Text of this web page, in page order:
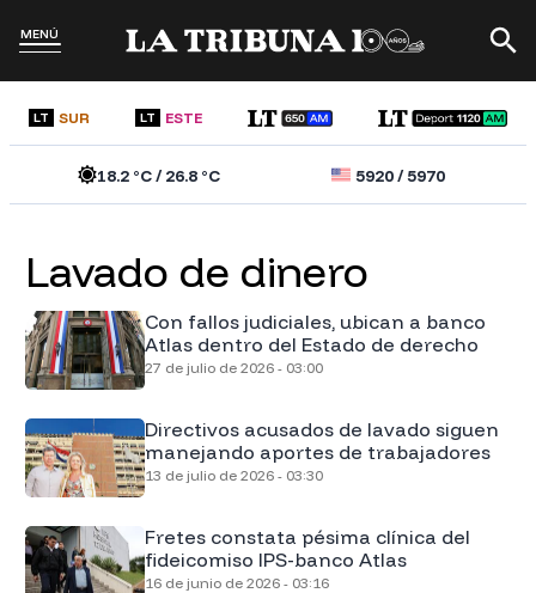
MENÚ
LT SUR LT ESTE
18.2°C /26.8°C 5920/5970
Lavado de dinero
Con fallos judiciales, ubican a banco
Atlas dentro del Estado de derecho
27 de julio de 2026 - 03:00
Directivos acusados de lavado siguen
manejando aportes de trabajadores
13 de julio de 2026 - 03:30
Fretes constata pésima clínica del
fideicomiso IPS-banco Atlas
16 de junio de 2026 - 03:16